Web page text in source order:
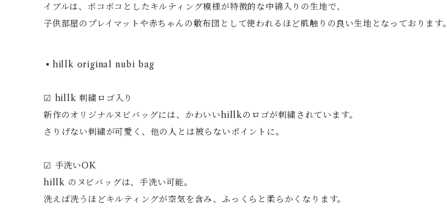
イブルは、ボコボコとしたキルティング模様が特徴的な中綿入りの生地で、
子供部屋のプレイマットや赤ちゃんの敷布団として使われるほど肌触りの良い生地となっております。
▪️hillk original nubi bag
☑︎ hillk 刺繍ロゴ入り
新作のオリジナルヌビバッグには、かわいいhillkのロゴが刺繍されています。
さりげない刺繍が可愛く、他の人とは被らないポイントに。
☑︎ 手洗いOK
hillk のヌビバッグは、手洗い可能。
洗えば洗うほどキルティングが空気を含み、ふっくらと柔らかくなります。